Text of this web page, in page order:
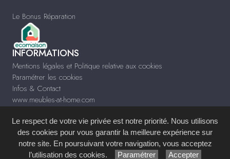
Le Bonus Réparation
INFORMATIONS
Mentions légales et Politique relative aux cookies
Paramétrer les cookies
Infos & Contact
www.meubles-at-home.com
Site réalisé avec leSystème de Gestion de Contenu (SGC)imagenia, créé et
Le respect de votre vie privée est notre priorité. Nous utilisons
des cookies pour vous garantir la meilleure expérience sur
notre site. En poursuivant votre navigation, vous acceptez
l’utilisation des cookies.
Paramétrer Accepter